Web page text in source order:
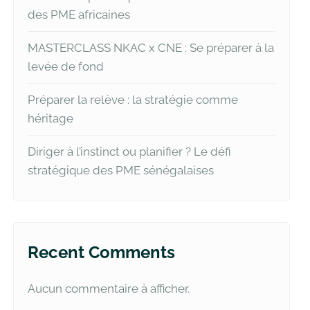
des PME africaines
MASTERCLASS NKAC x CNE : Se préparer à la
levée de fond
Préparer la relève : la stratégie comme
héritage
Diriger à l’instinct ou planifier ? Le défi
stratégique des PME sénégalaises
Recent Comments
Aucun commentaire à afficher.